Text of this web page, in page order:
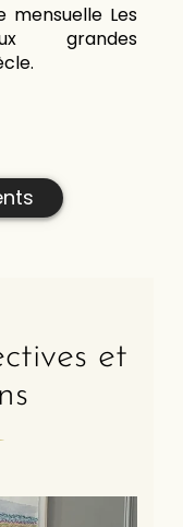
mensuelle Les
grandes
et